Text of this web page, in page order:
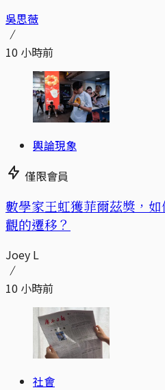
吳思薇
10 小時前
輿論現象
僅限會員
數學家王虹獲菲爾茲獎，
觀的遷移？
Joey L
10 小時前
社會